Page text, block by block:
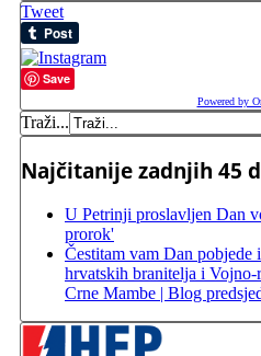
Tweet
Save
Powered by
Traži...
Najčitanije zadnjih 45
U Petrinji proslavljen Dan
prorok'
Čestitam vam Dan pobjede
hrvatskih branitelja i Vojno-
Crne Mambe | Blog